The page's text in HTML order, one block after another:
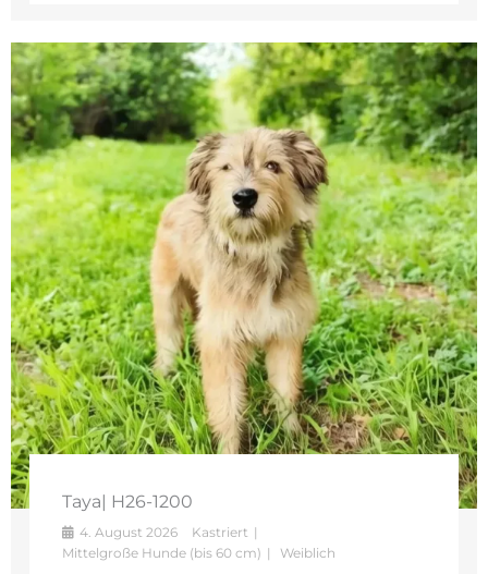
Taya| H26-1200
4. August 2026
Kastriert
Mittelgroße Hunde (bis 60 cm)
Weiblich